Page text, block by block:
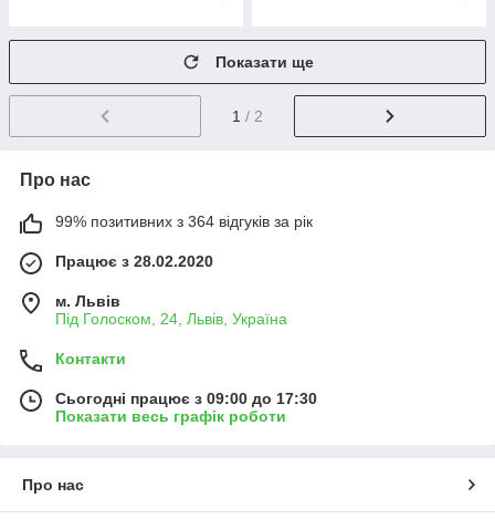
Показати ще
1 / 2
Про нас
99% позитивних з 364 відгуків за рік
Працює з 28.02.2020
м. Львів
Під Голоском, 24, Львів, Україна
Контакти
Сьогодні працює з 09:00 до 17:30
Показати весь графік роботи
Про нас